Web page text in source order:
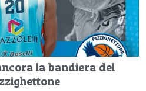
la bandiera del